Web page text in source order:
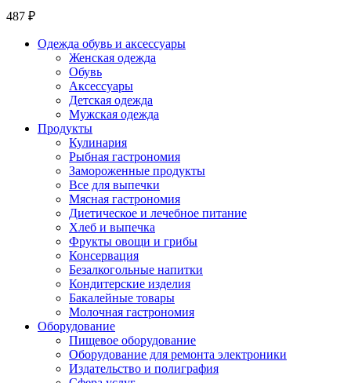
487 ₽
Одежда обувь и аксессуары
Женская одежда
Обувь
Аксессуары
Детская одежда
Мужская одежда
Продукты
Кулинария
Рыбная гастрономия
Замороженные продукты
Все для выпечки
Мясная гастрономия
Диетическое и лечебное питание
Хлеб и выпечка
Фрукты овощи и грибы
Консервация
Безалкогольные напитки
Кондитерские изделия
Бакалейные товары
Молочная гастрономия
Оборудование
Пищевое оборудование
Оборудование для ремонта электроники
Издательство и полиграфия